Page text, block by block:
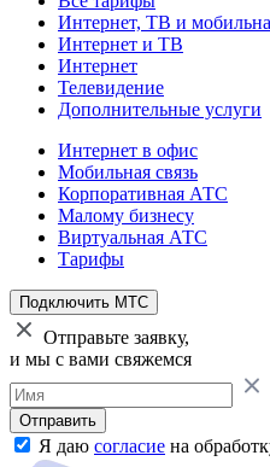
Интернет, ТВ и
Интернет и ТВ
Интернет
Телевидение
Дополнительные услуги
Интернет в офис
Мобильная связь
Корпоративная АТС
Малому бизнесу
Виртуальная АТС
Тарифы
Подключить МТС
Отправьте заявку,
и мы с вами свяжемся
Отправить
Я даю согласие на